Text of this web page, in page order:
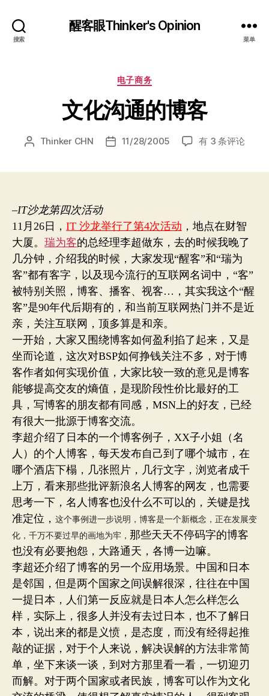
搜索
醒客眼Thinker's Opinion
菜单
分
电子商务
文化沟通的博客
文 Thinker CHN
发 11/28/2005
文
客
有 3 条评论
–IT沙龙第四次活动
11月26日， IT 沙龙举行了第4次活动 ，地点在财智
大厦。 瑞为客的总经理李超做东，去的时候我晚了
几分钟，介绍我的时候，大家发现“醒客”和“瑞为
客”都有客字，以及现今流行的互联网名词中，“客”
被特别关照，博客、播客、视客…，其实我这个“醒
客”是90年代后期有的，和当前互联网热门并不是近
亲，关注互联网，顶多算是和亲。
一开始，大家又围绕博客如何盈利掐了起来，又是
坐而论道，这次对BSP如何挣钱关注不多，对于博
客作者如何实现价值，大家比较一致的意见是博客
能够提高交友的熵值，是现阶段性价比最好的工
具，写博客的朋友都有同感，MSN上的好友，已经
有很大一批源于博客交流。
李超介绍了日本的一个博客例子，XX子小姐（名
人）的个人博客，每天发布自己到了哪个城市，在
哪个酒店下榻，几张照片，几行文字，浏览者成千
上万，看来那些批评新浪名人博客的网友，也需要
思考一下，名人博客也没什么不可以的，关键是找
准定位， 这个事例进一步说明，博客是一个新概念，正在发展变
化，千万不要过早的画地为牢， 那些天天不停码字的博客
也没有必要抱怨，大路通天，各博一边嘛。
李超还介绍了博客的另一个应用场景。中国和日本
是邻国，但是两个国家之间误解很深，往往在中国
一提日本，人们第一反应就是日本人怎么样怎么
样，实际上，很多人并没有去过日本，也不了解日
本，说出来的都是义愤，是态度，而没有经得起推
敲的证据，对于个人来说，解决误解的方法非常简
单，坐下来谈一谈，到对方那里看一看，一切迎刃
而解。对于两个国家或者民族，博客可以作为文化